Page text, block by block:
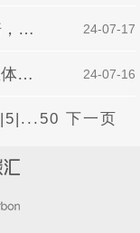
全国碳市场启动三周年：碳价翻倍，扩容在即 | 24-07-17
累计成交近270亿元 全国碳市场总体运行平稳 | 24-07-16
| 5| ...50 下一页